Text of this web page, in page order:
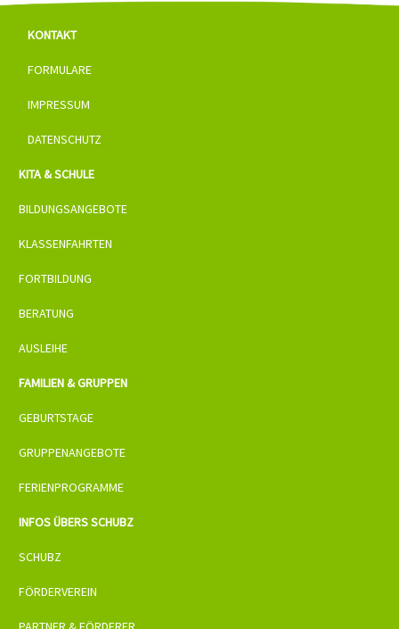
KONTAKT
FORMULARE
IMPRESSUM
DATENSCHUTZ
KITA & SCHULE
BILDUNGSANGEBOTE
KLASSENFAHRTEN
FORTBILDUNG
BERATUNG
AUSLEIHE
FAMILIEN & GRUPPEN
GEBURTSTAGE
GRUPPENANGEBOTE
FERIENPROGRAMME
INFOS ÜBERS SCHUBZ
SCHUBZ
FÖRDERVEREIN